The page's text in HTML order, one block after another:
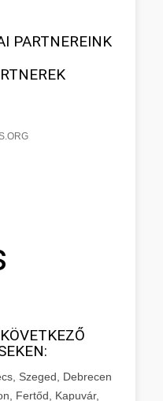
PARTNEREINK
Szeged, Debrecen
Fertőd, Kapuvár,